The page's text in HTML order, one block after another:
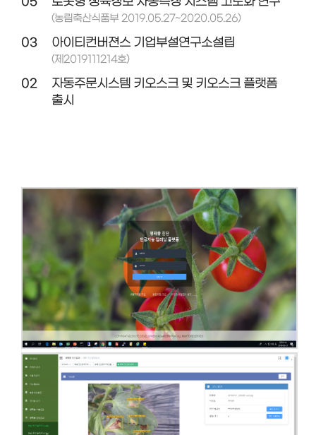
(농림축산식품부 2019.05.27~2020.05.26)
03 아이티컨버젼스 기업부설연구소설립
(제2019111214호)
02
자동주문시스템 키오스크 및 키오스크 플랫폼
출시